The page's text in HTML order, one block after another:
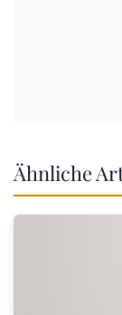
Ähnliche